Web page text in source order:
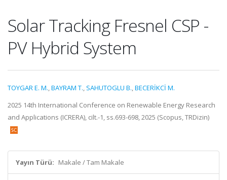
Solar Tracking Fresnel CSP -
PV Hybrid System
TOYGAR E. M.,BAYRAM T., SAHUTOGLU B.,BECERİKCİ M.
2025 14th International Conference on Renewable Energy Research
and Applications (ICRERA), cilt.-1, ss.693-698, 2025 (Scopus, TRDizin)
Yayın Türü: Makale / Tam Makale